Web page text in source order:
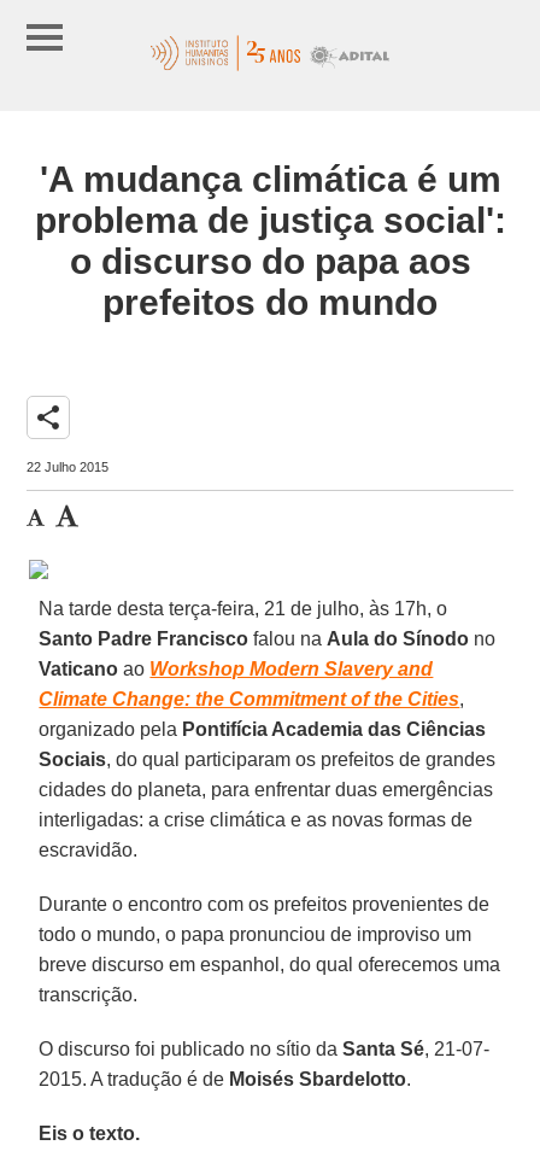
'A mudança climática é um
problema de justiça social':
o discurso do papa aos
prefeitos do mundo
share
22 Julho 2015
Na tarde desta terça-feira, 21 de julho, às 17h, o
Santo Padre Francisco falou na Aula do Sínodo no
Vaticano ao Workshop Modern Slavery and
Climate Change: the Commitment of the Cities,
organizado pela Pontifícia Academia das Ciências
Sociais, do qual participaram os prefeitos de grandes
cidades do planeta, para enfrentar duas emergências
interligadas: a crise climática e as novas formas de
escravidão.
Durante o encontro com os prefeitos provenientes de
todo o mundo, o papa pronunciou de improviso um
breve discurso em espanhol, do qual oferecemos uma
transcrição.
O discurso foi publicado no sítio daSanta Sé, 21-07-
2015. A tradução é de Moisés Sbardelotto.
Eis o texto.